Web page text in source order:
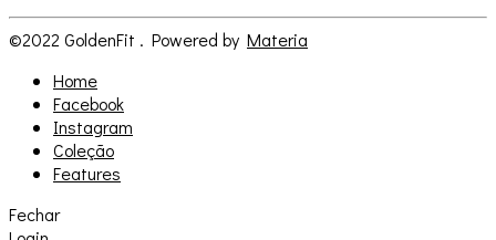
©2022 GoldenFit . Powered by Materia
Home
Facebook
Instagram
Coleção
Features
Fechar